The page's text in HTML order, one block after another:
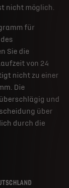
nicht möglich.
für
Sie die
von 24
nicht zu einer
Die
und
über
durch die